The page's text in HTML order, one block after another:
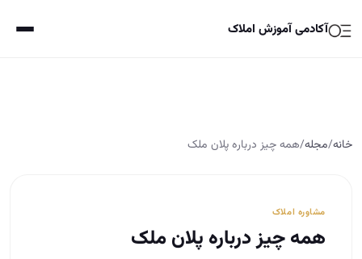
آکادمی آموزش املاک
خانه/مجله/همه چیز درباره پلان ملک
مشاوره املاک
همه چیز درباره پلان ملک